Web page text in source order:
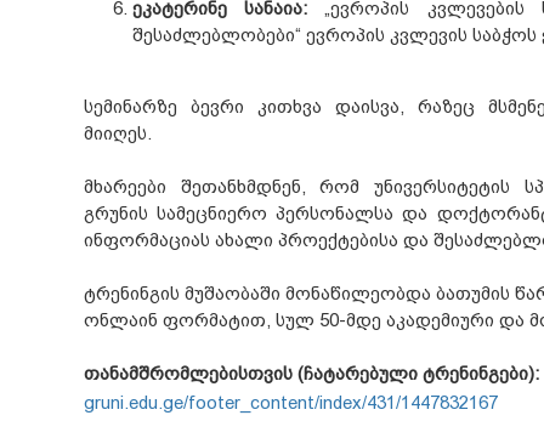
ეკატერინე სანაია: „ევროპის კვლევების
შესაძლებლობები“ ევროპის კვლევის
სემინარზე ბევრი კითხვა დაისვა, რაზეც
მიიღეს.
მხარეები შეთანხმდნენ, რომ უნივერსიტეტის
გრუნის სამეცნიერო პერსონალსა და
ინფორმაციას ახალი პროექტებისა და
ტრენინგის მუშაობაში მონაწილეობდა ბათუმის
ონლაინ ფორმატით, სულ 50-მდე აკადემიური და
თანამშრომლებისთვის (ჩატარებული ტრენინგები):
gruni.edu.ge/footer_content/index/431/1447832167